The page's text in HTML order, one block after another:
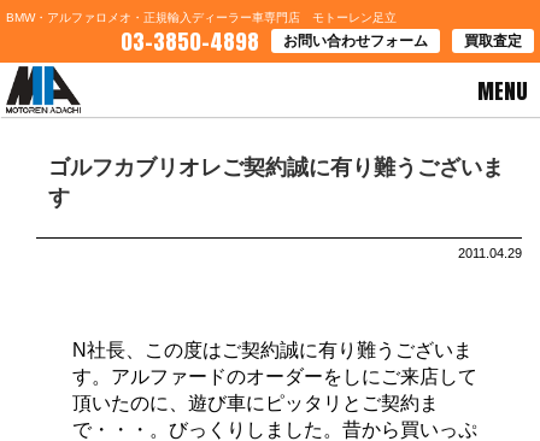
BMW・アルファロメオ・正規輸入ディーラー車専門店 モトーレン足立
03-3850-4898 お問い合わせフォーム 買取査定
MENU
HOME>ブログ一覧
ゴルフカブリオレご契約誠に有り難うございま
す
2011.04.29
N社長、この度はご契約誠に有り難うございま
す。アルファードのオーダーをしにご来店して
頂いたのに、遊び車にピッタリとご契約ま
で・・・。びっくりしました。昔から買いっぷ